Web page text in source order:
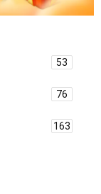
53
76
163